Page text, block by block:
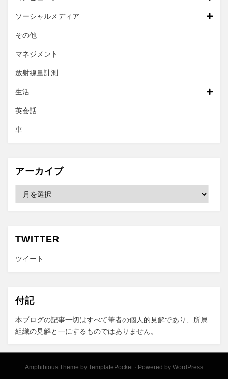
ソーシャルメディア
その他
マネジメント
放射線量計測
生活
英会話
車
アーカイブ
ブ
TWITTER
ツイート
付記
本ブログの記事一切はすべて筆者の個人的見解であり、所属
組織の見解と一にするものではありません。
Amphibious Theme by TemplatePocket ⋅ Powered by WordPress